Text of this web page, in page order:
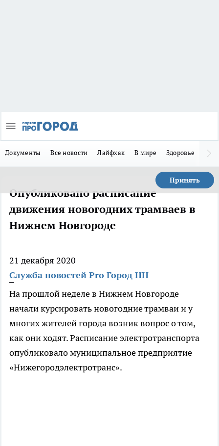
Документы Все новости Лайфхак В мире Здоровье
Принять
Опубликовано расписание
движения новогодних трамваев в
Нижнем Новгороде
21 декабря 2020
Служба новостей Pro Город НН
На прошлой неделе в Нижнем Новгороде
начали курсировать новогодние трамваи и у
многих жителей города возник вопрос о том,
как они ходят. Расписание электротранспорта
опубликовало муниципальное предприятие
«Нижегородэлектротранс».